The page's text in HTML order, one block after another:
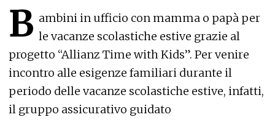
B ambini in ufficio con mamma o papà per
le vacanze scolastiche estive grazie al
progetto “Allianz Time with Kids”. Per venire
incontro alle esigenze familiari durante il
periodo delle vacanze scolastiche estive, infatti,
il gruppo assicurativo guidato